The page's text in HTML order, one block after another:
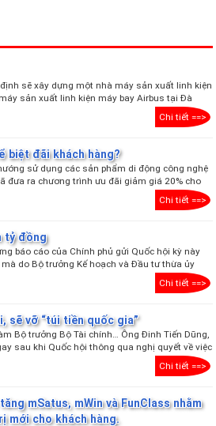
sẽ xây dựng một nhà máy sản xuất linh kiện
sản xuất linh kiện máy bay Airbus tại Đà
Chi tiết ==>
biệt đãi khách hàng?
sử dụng các sản phẩm di động công nghệ
đưa ra chương trình ưu đãi giảm giá 20% cho
Chi tiết ==>
tỷ đồng
báo cáo của Chính phủ gửi Quốc hội kỳ này
do Bộ trưởng Kế hoạch và Đầu tư thừa ủy
Chi tiết ==>
sẽ vỡ “túi tiền quốc gia”
Bộ trưởng Bộ Tài chính… Ông Đinh Tiến Dũng,
sau khi Quốc hội thông qua nghị quyết về việc
Chi tiết ==>
mSatus, mWin và FunClass nhằm
mới cho khách hàng.